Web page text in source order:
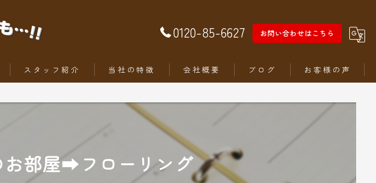
0120-85-6627 お問い合わせはこちら
スタッフ紹介 当社の特徴
内装工事
水回りリフォーム
会社概要 ブログ お客様の声
お部屋➡フローリング